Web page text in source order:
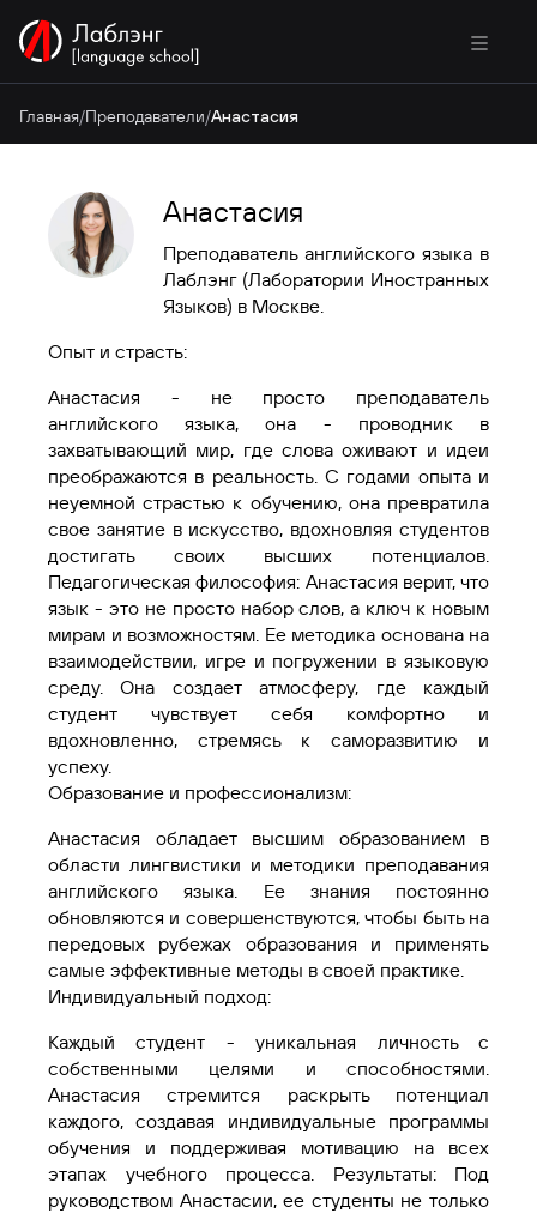
Главная/Преподаватели/Анастасия
Анастасия
Преподаватель английского языка в
Лаблэнг (Лаборатории Иностранных
Языков) в Москве.
Опыт и страсть:
Анастасия - не просто преподаватель
английского языка, она - проводник в
захватывающий мир, где слова оживают и идеи
преображаются в реальность. С годами опыта и
неуемной страстью к обучению, она превратила
свое занятие в искусство, вдохновляя студентов
достигать своих высших потенциалов.
Педагогическая философия: Анастасия верит, что
язык - это не просто набор слов, а ключ к новым
мирам и возможностям. Ее методика основана на
взаимодействии, игре и погружении в языковую
среду. Она создает атмосферу, где каждый
студент чувствует себя комфортно и
вдохновленно, стремясь к саморазвитию и
успеху.
Образование и профессионализм:
Анастасия обладает высшим образованием в
области лингвистики и методики преподавания
английского языка. Ее знания постоянно
обновляются и совершенствуются, чтобы быть на
передовых рубежах образования и применять
самые эффективные методы в своей практике.
Индивидуальный подход:
Каждый студент - уникальная личность с
собственными целями и способностями.
Анастасия стремится раскрыть потенциал
каждого, создавая индивидуальные программы
обучения и поддерживая мотивацию на всех
этапах учебного процесса. Результаты: Под
руководством Анастасии, ее студенты не только